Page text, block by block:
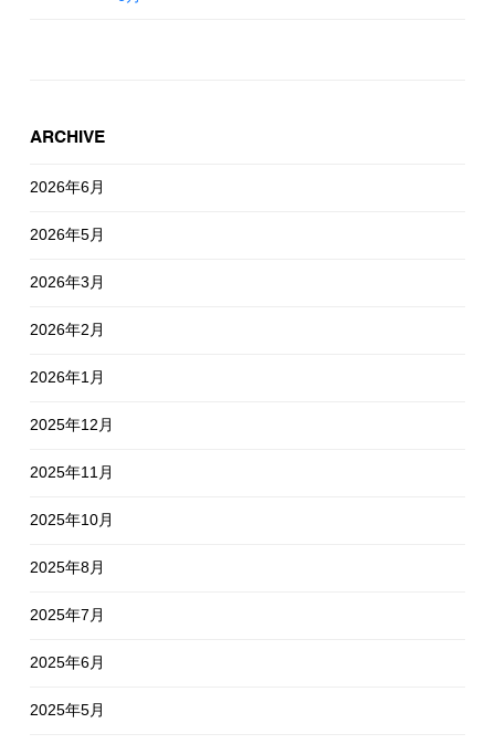
ARCHIVE
2026年6月
2026年5月
2026年3月
2026年2月
2026年1月
2025年12月
2025年11月
2025年10月
2025年8月
2025年7月
2025年6月
2025年5月